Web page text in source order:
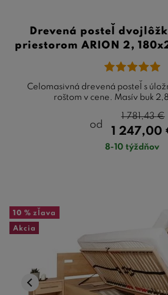
Drevená posteľ
priestorom ARION 2,
Celomasivná drevená posteľ s
roštom v cene. Masív buk
od
1 247,00
1 781,43€
8-10 týždňov
10 % zľava
Akcia